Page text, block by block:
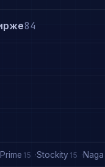
84
15 Stockity 15 Naga